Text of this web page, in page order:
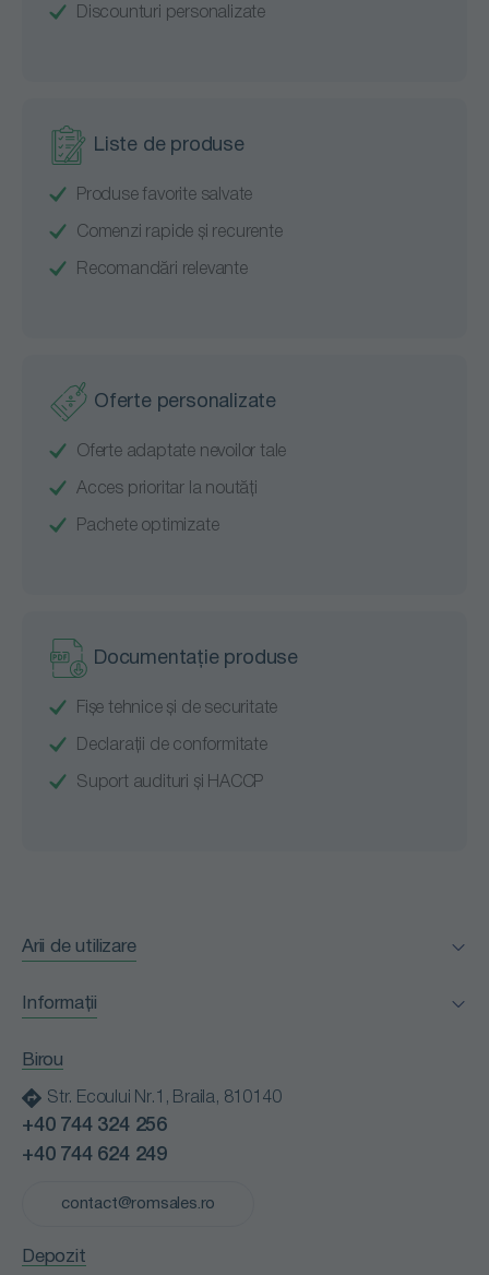
Discounturi personalizate
Liste de produse
Produse favorite salvate
Comenzi rapide și recurente
Recomandări relevante
Oferte personalizate
Oferte adaptate nevoilor tale
Acces prioritar la noutăți
Pachete optimizate
Documentație produse
Fișe tehnice și de securitate
Declarații de conformitate
Suport audituri și HACCP
Arii de utilizare
Horeca
Instituții publice
Retail
Transport
Informații
Politică de confidențialitate
Birou
Str. Ecoului Nr.1, Braila, 810140
+40 744 324 256
+40 744 624 249
contact@romsales.ro
Depozit